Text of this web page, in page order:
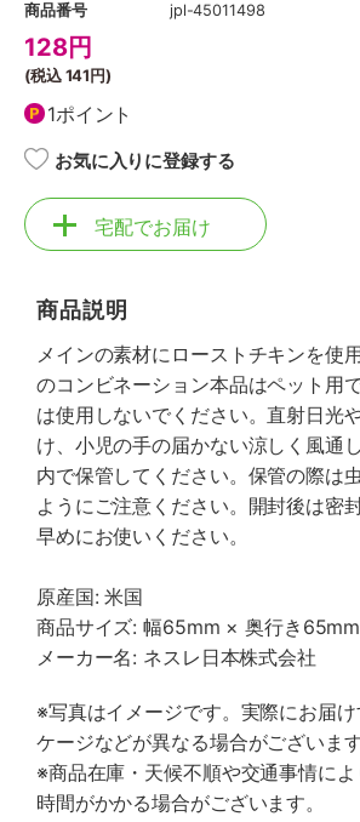
商品番号
jpl-45011498
128円
(税込141円)
1ポイント
お気に入りに登録する
宅配でお届け
商品説明
メインの素材にローストチキンを使
のコンビネーション本品はペット用
は使用しないでください。直射日光
け、小児の手の届かない涼しく風通
内で保管してください。保管の際は
ようにご注意ください。開封後は密
早めにお使いください。
原産国: 米国
商品サイズ: 幅65mm × 奥行き
メーカー名: ネスレ日本株式会社
※写真はイメージです。実際にお届
ケージなどが異なる場合がございます
※商品在庫・天候不順や交通事情に
時間がかかる場合がございます。